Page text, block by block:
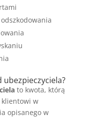
to kwota, którą
klientowi w
opisanego w